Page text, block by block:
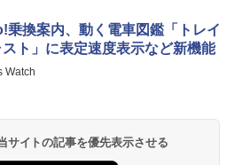
乗換案内、動く電車図鑑「トレイ
スト」に表定速度表示など新機能
Watch
サイトの記事を優先表示させる